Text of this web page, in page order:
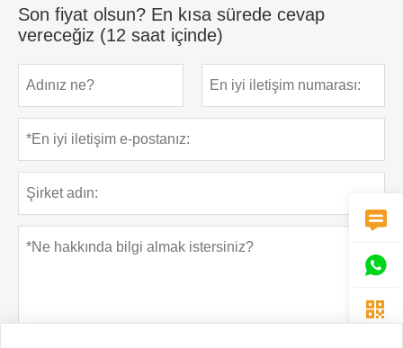
Son fiyat olsun? En kısa sürede cevap
vereceğiz (12 saat içinde)


